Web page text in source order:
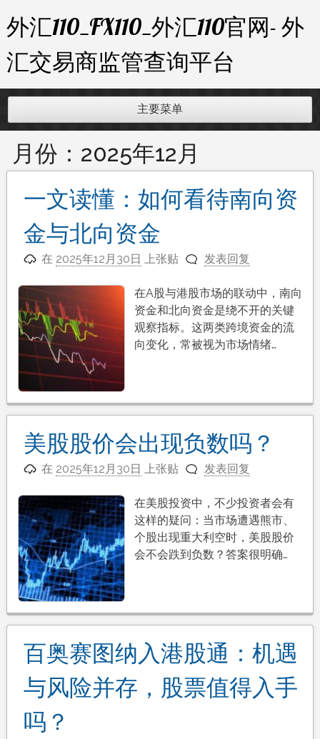
至
内
容
外汇110_FX110_外汇110官网- 外
汇交易商监管查询平台
主要菜单
月份： 2025年12月
一文读懂：如何看待南向资
金与北向资金
在 2025年12月30日 上张贴 发表回复
在A股与港股市场的联动中，南向
资金和北向资金是绕不开的关键
观察指标。这两类跨境资金的流
向变化，常被视为市场情绪…
美股股价会出现负数吗？
在 2025年12月30日 上张贴 发表回复
在美股投资中，不少投资者会有
这样的疑问：当市场遭遇熊市、
个股出现重大利空时，美股股价
会不会跌到负数？答案很明确…
百奥赛图纳入港股通：机遇
与风险并存，股票值得入手
吗？